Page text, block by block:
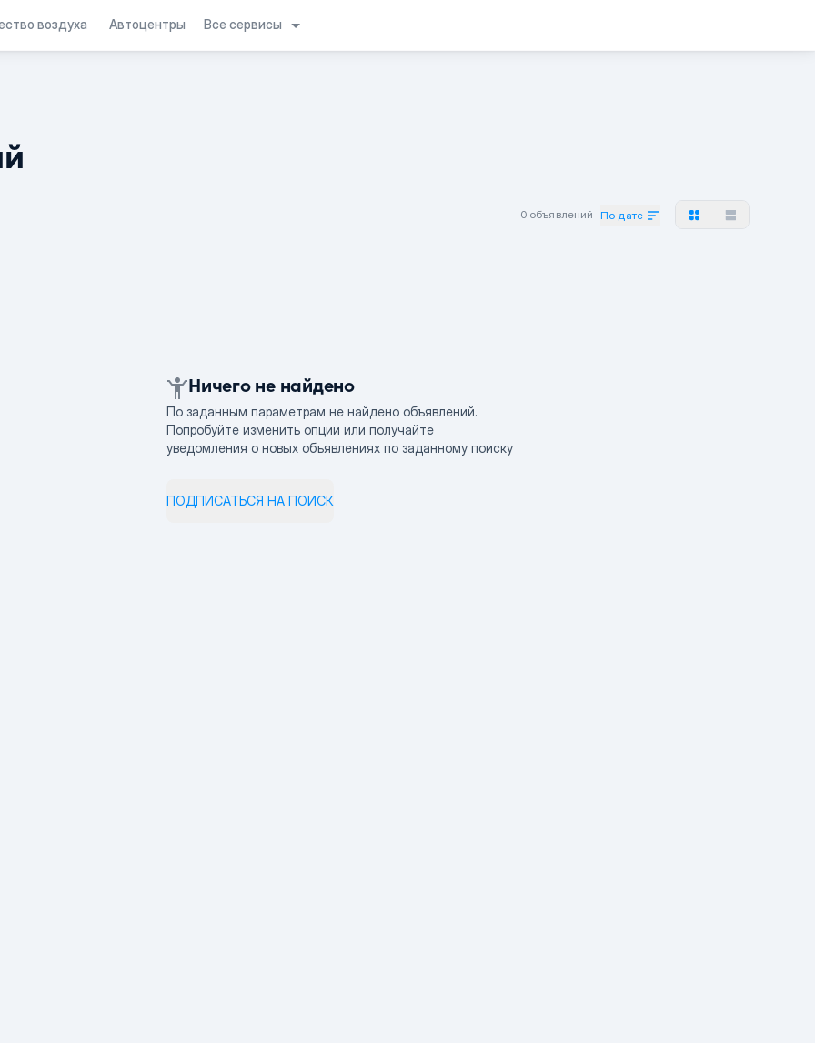
воздуха Автоцентры Все сервисы
0 объявлений По дате
Ничего не найдено
По заданным параметрам не найдено объявлений.
Попробуйте изменить опции или получайте
уведомления о новых объявлениях по заданному поиску
ПОДПИСАТЬСЯ НА ПОИСК